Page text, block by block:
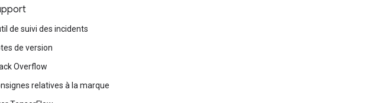
de suivi des incidents
de version
Overflow
relatives à la marque